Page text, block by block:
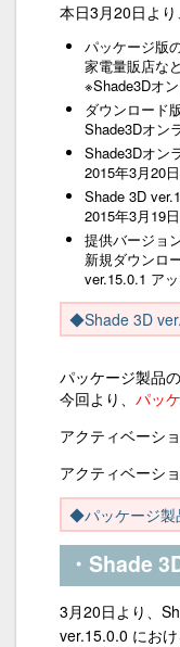
本日3月20日よ
パッケージ版
家電量販店な
※Shade3Dオ
ダウンロード
Shade3Dオン
Shade3Dオン
2015年3月20
Shade 3D
2015年3月19
提供バージョ
新規ダウンロ
ver.15.0.1 ア
◆Shade 3D
パッケージ製品
今回より、 パッ
アクティベーシ
アクティベーシ
◆パッケージ製
・Shade
3月20日より、
ver.15.0.0 におけ